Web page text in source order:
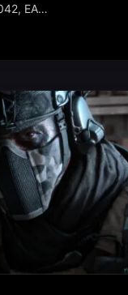
EA…